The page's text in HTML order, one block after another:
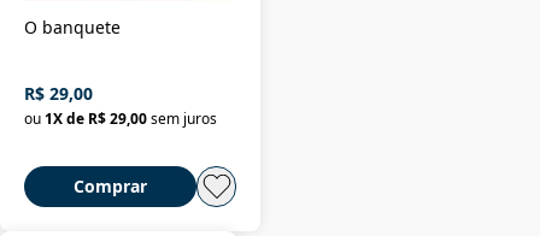
O banquete
R$ 29,00
ou1X de R$ 29,00sem juros
Comprar